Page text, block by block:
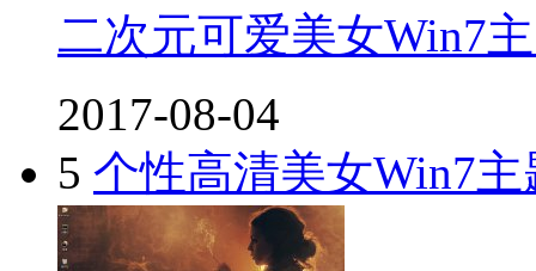
二次元可爱美女Win7
2017-08-04
5 个性高清美女Win7主